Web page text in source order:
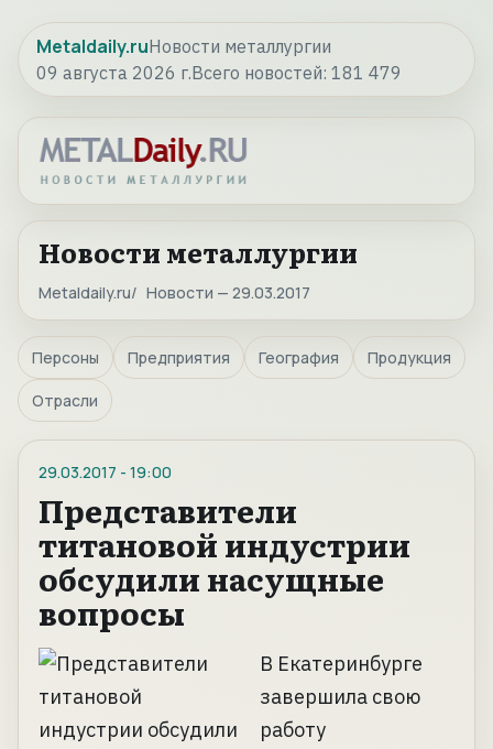
Metaldaily.ruНовости металлургии
09 августа 2026 г.Всего новостей: 181 479
Новости металлургии
Metaldaily.ru Новости — 29.03.2017
Персоны Предприятия География Продукция
Отрасли
29.03.2017 - 19:00
Представители
титановой индустрии
обсудили насущные
вопросы
В Екатеринбурге
завершила свою
работу